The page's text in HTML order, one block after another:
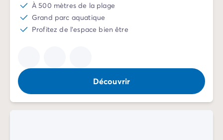
À 500 mètres de la plage
Grand parc aquatique
Profitez de l'espace bien être
Découvrir